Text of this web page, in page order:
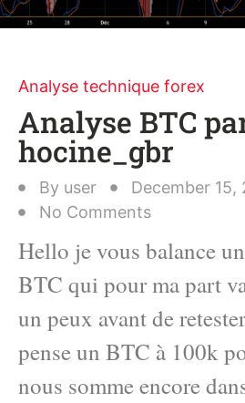
Analyse technique forex
Analyse BTC
hocine_gbr
By user
December 15,
No Comments
Hello je vous balance
BTC qui pour ma part
un peux avant de
pense un BTC à 100k
nous somme encore